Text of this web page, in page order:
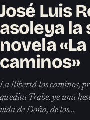
José Luis
asoleya la
novela
caminos»
La llibertá los caminos,
qu’edita Trabe, ye una
vida de Doña, de los…